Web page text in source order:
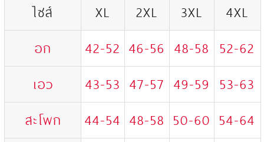
ไซส์ XL 2XL 3XL
4XL
อก
42-52 46-56 48-58 52-62
เอว
43-53 47-57 49-59 53-63
สะโพก
44-54 48-58 50-60 54-64